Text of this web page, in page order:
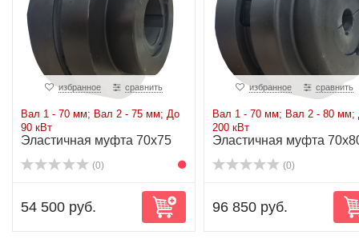
избранное сравнить
Вал 1 - 70 мм; Вал 2 - 75 мм; До
90 кВт
Эластичная муфта 70x75
(0)
54 500 руб.
избранное сравнить
Вал 1 - 70 мм; Вал 2 - 80 мм;
200 кВт
Эластичная муфта
(0)
96 850 руб.